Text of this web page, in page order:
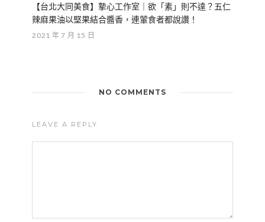
【台北大同美食】摯心工作室｜欲「素」則不達？五仁
辣麻果油以堅果結合醬香，連葷食者都說讚！
2021 年 7 月 15 日
NO COMMENTS
LEAVE A REPLY